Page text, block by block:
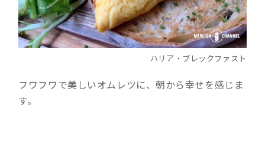
ハリア・ブレックファスト
フワフワで美しいオムレツに、朝から幸せを感じま
す。